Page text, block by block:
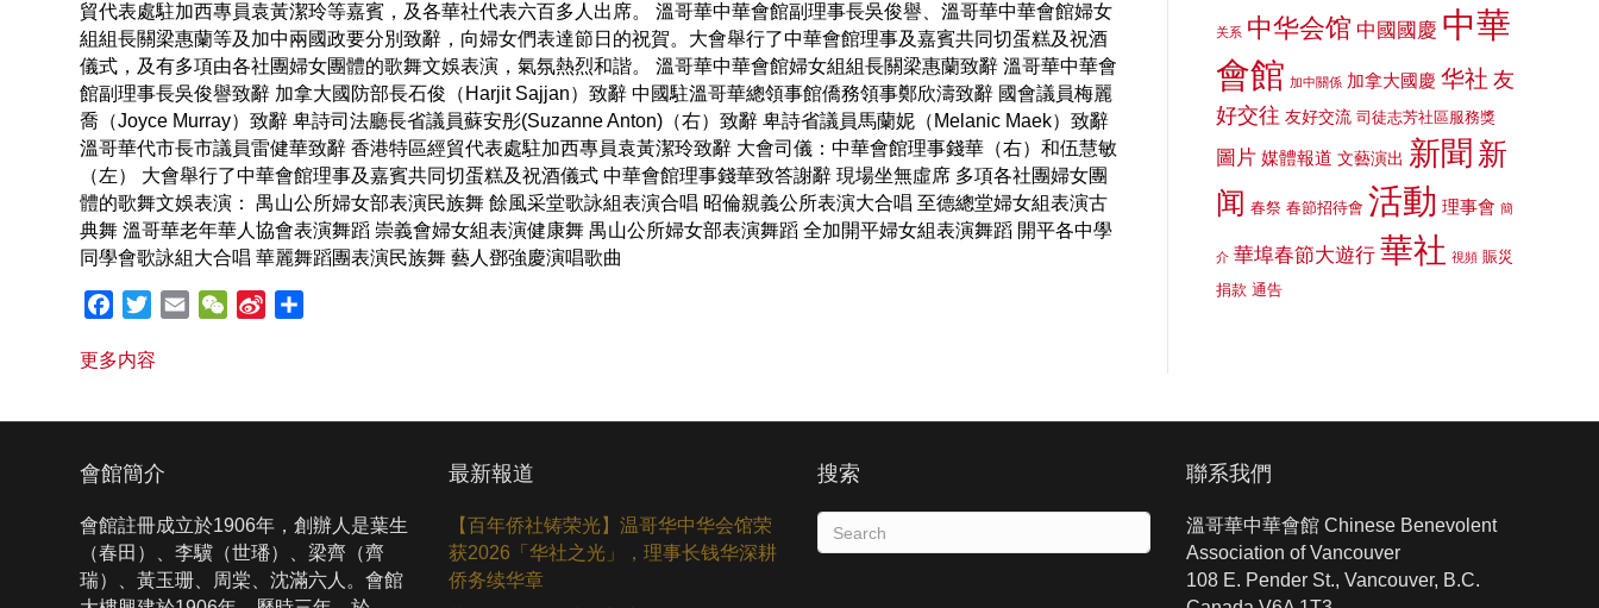
貿代表處駐加西專員袁黃潔玲等嘉賓，及各華社代表六百多人出席。 溫哥華中華會館副理事長吳俊譽、溫哥華中華會館婦女
組組長關梁惠蘭等及加中兩國政要分別致辭，向婦女們表達節日的祝賀。大會舉行了中華會館理事及嘉賓共同切蛋糕及祝酒
儀式，及有多項由各社團婦女團體的歌舞文娛表演，氣氛熱烈和諧。 溫哥華中華會館婦女組組長關梁惠蘭致辭 溫哥華中華會
館副理事長吳俊譽致辭 加拿大國防部長石俊（Harjit Sajjan）致辭 中國駐溫哥華總領事館僑務領事鄭欣濤致辭 國會議員梅麗
喬（Joyce Murray）致辭 卑詩司法廳長省議員蘇安彤(Suzanne Anton)（右）致辭 卑詩省議員馬蘭妮（Melanic Maek）致辭
溫哥華代市長市議員雷健華致辭 香港特區經貿代表處駐加西專員袁黃潔玲致辭 大會司儀：中華會館理事錢華（右）和伍慧敏
（左） 大會舉行了中華會館理事及嘉賓共同切蛋糕及祝酒儀式 中華會館理事錢華致答謝辭 現場坐無虛席 多項各社團婦女團
體的歌舞文娛表演： 禺山公所婦女部表演民族舞 餘風采堂歌詠組表演合唱 昭倫親義公所表演大合唱 至德總堂婦女組表演古
典舞 溫哥華老年華人協會表演舞蹈 崇義會婦女組表演健康舞 禺山公所婦女部表演舞蹈 全加開平婦女組表演舞蹈 開平各中學
同學會歌詠組大合唱 華麗舞蹈團表演民族舞 藝人鄧強慶演唱歌曲
c
b
o
i
t
r
E
l
W
a
W
o
e
更多内容
关系 中华会馆 中國國慶 中華
會館 加中關係 加拿大國慶 华社 友
好交往 友好交流 司徒志芳社區服務獎
圖片 媒體報道 文藝演出 新聞 新
闻 春祭 春節招待會 活動 理事會 簡
介 華埠春節大遊行 華社 視頻 賑災
捐款 通告
會館簡介
會館註冊成立於1906年，創辦人是葉生
（春田）、李驥（世璠）、梁齊（齊
瑞）、黃玉珊、周棠、沈滿六人。會館
最新報道
【百年侨社铸荣光】温哥华中华会馆荣
获2026「华社之光」，理事长钱华深耕
侨务续华章
搜索 聯系我們
溫哥華中華會館 Chinese Benevolent
Association of Vancouver
108 E. Pender St., Vancouver, B.C.